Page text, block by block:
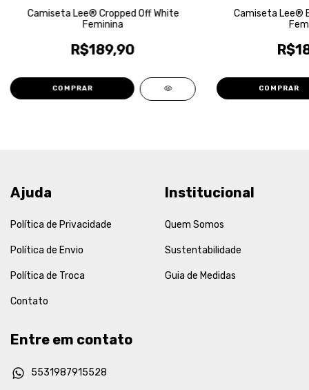
Camiseta Lee® Cropped Off White
Feminina
R$189,90
COMPRAR
Camiseta Lee®
COMPRAR
Ajuda
Política de Privacidade
Política de Envio
Política de Troca
Contato
Institucional
Quem Somos
Sustentabilidade
Guia de Medidas
Entre em contato
5531987915528